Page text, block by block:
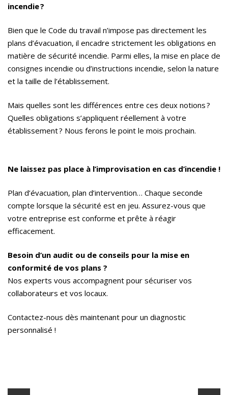
incendie?
Bien que le Code du travail n’impose pas directement les
plans d’évacuation, il encadre strictement les obligations en
matière de sécurité incendie. Parmi elles, la mise en place de
consignes incendie ou d’instructions incendie, selon la nature
et la taille de l’établissement.
Mais quelles sont les différences entre ces deux notions ?
Quelles obligations s’appliquent réellement à votre
établissement ? Nous ferons le point le mois prochain.
Ne laissez pas place à l’improvisation en cas d’incendie !
Plan d’évacuation, plan d’intervention… Chaque seconde
compte lorsque la sécurité est en jeu. Assurez-vous que
votre entreprise est conforme et prête à réagir
efficacement.
Besoin d’un audit ou de conseils pour la mise en
conformité de vos plans ?
Nos experts vous accompagnent pour sécuriser vos
collaborateurs et vos locaux.
Contactez-nous dès maintenant pour un diagnostic
personnalisé !